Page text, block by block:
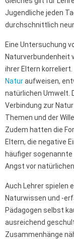
Jugendliche jeden
durchschnittlich
Eine Untersuchung
Naturverbundenheit
ihrer Eltern korreliert.
Naturaufweisen,
natürlichen Umwelt.
Verbindung zur
Themen und der
Zudem hatten die
Eltern, die negative
häufiger
Angst vor
Auch Lehrer spielen
Naturwissen und -
Pädagogen selbst
ausreichend
Zusammenhänge